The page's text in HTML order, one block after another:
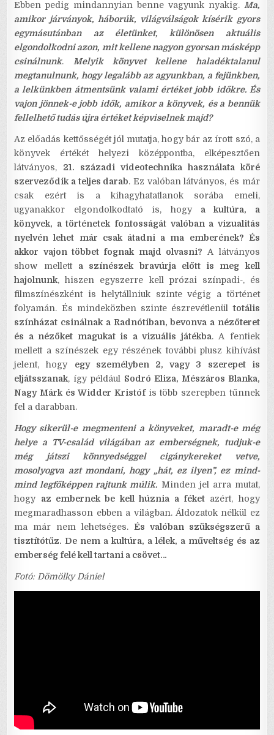
Ebben pedig mindannyian benne vagyunk nyakig. Ma,
amikor járványok, háborúk, világválságok kísérik gyors
egymásutánban az életünket, különösen aktuális
elgondolkodni azon, mit kellene nagyon gyorsan másképp
csinálnunk. Melyik könyvet kellene haladéktalanul
megtanulnunk, hogy legalább az agyunkban, a fejünkben,
a lelkünkben átmentsünk valami értéket jobb időkre. És
vajon jönnek-e jobb idők, amikor a könyvek, és a bennük
fellelhető tudás újra értéket képviselnek majd?
Az előadás kettősségét jól mutatja, hogy bár az írott szó, a
könyvek értékét helyezi középpontba, elképesztően
látványos, 21. századi videotechnika használata köré
szerveződik a teljes darab. Ez valóban látványos, és már
csak ezért is a kihagyhatatlanok sorába emeli,
ugyanakkor elgondolkodtató is, hogy a kultúra, a
könyvek, a történetek fontosságát valóban a vizualitás
nyelvén lehet már csak átadni a ma emberének? És
akkor vajon többet fognak majd olvasni? A látványos
show mellett a színészek bravúrja előtt is meg kell
hajolnunk, hiszen egyszerre kell prózai színpadi-, és
filmszínészként is helytállniuk szinte végig a történet
folyamán. És mindeközben szinte észrevétlenültotális
színházat csinálnak a Radnótiban, bevonva a nézőteret
és a nézőket magukat is a vizuális játékba. A fentiek
mellett a színészek egy részének további plusz kihívást
jelent, hogy egy személyben 2, vagy 3 szerepet is
eljátsszanak, így például Sodró Eliza, Mészáros Blanka,
Nagy Márk és Widder Kristóf is több szerepben tűnnek
fel a darabban.
Hogy sikerül-e megmenteni a könyveket, maradt-e még
helye a TV-család világában az emberségnek, tudjuk-e
még játszi könnyedséggel cigánykereket vetve,
mosolyogva azt mondani, hogy „hát, ez ilyen”, ez mind-
mind legfőképpen rajtunk múlik. Minden jel arra mutat,
hogy az embernek be kell húznia a féket azért, hogy
megmaradhasson ebben a világban. Áldozatok nélkül ez
ma már nem lehetséges. És valóban szükségszerű a
tisztítótűz. De nem a kultúra, a lélek, a műveltség és az
emberség felé kell tartani a csövet…
Fotó: Dömölky Dániel